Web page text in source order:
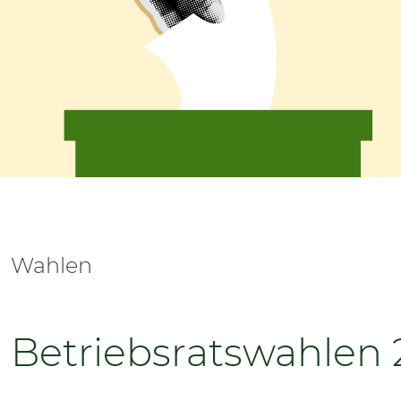
SERVICE
Wahlen
Betriebsratswahlen